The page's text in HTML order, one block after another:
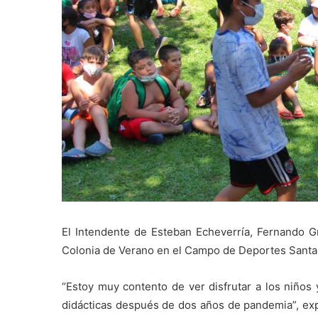
El Intendente de Esteban Echeverría, Fernando
Colonia de Verano en el Campo de Deportes
“Estoy muy contento de ver disfrutar a los
didácticas después de dos años de pandemia”,